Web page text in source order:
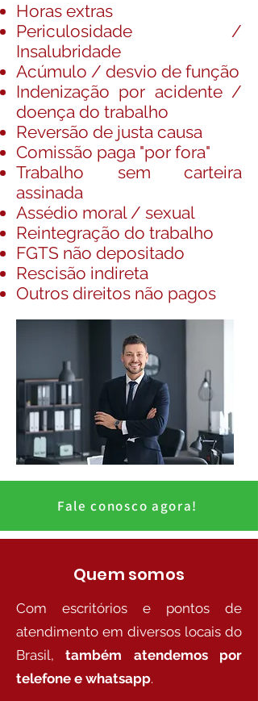
Horas extras
Periculosidade /
Insalubridade
Acúmulo / desvio de função
Indenização por acidente /
doença do trabalho
Reversão de justa causa
Comissão paga "por fora"
Trabalho sem carteira
assinada
Assédio moral / sexual
Reintegração do trabalho
FGTS não depositado
Rescisão indireta
Outros direitos não pagos
Fale conosco agora!
Quem somos
Com escritórios e pontos de
atendimento em diversos locais do
Brasil,também atendemos por
telefone e whatsapp.